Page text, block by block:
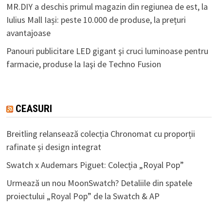
MR.DIY a deschis primul magazin din regiunea de est, la
Iulius Mall Iași: peste 10.000 de produse, la prețuri
avantajoase
Panouri publicitare LED gigant şi cruci luminoase pentru
farmacie, produse la Iaşi de Techno Fusion
CEASURI
Breitling relansează colecția Chronomat cu proporții
rafinate și design integrat
Swatch x Audemars Piguet: Colecția „Royal Pop”
Urmează un nou MoonSwatch? Detaliile din spatele
proiectului „Royal Pop” de la Swatch & AP